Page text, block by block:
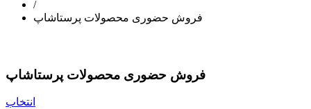
/
فروش حضوری محصولات پرستاشاپ
فروش حضوری محصولات پرستاشاپ
انتخاب